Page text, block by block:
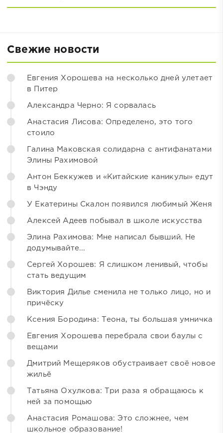
Свежие новости
Евгения Хорошева на несколько дней улетает
в Питер
Александра Черно: Я сорвалась
Анастасия Лисова: Определено, это того
стоило
Галина Маковская солидарна с антифанатами
Элины Рахимовой
Антон Беккужев и «Китайские каникулы» едут
в Чэнду
У Екатерины Скалон появился любимый Женя
Алексей Адеев побывал в школе искусства
Элина Рахимова: Мне написал бывший. Не
додумывайте...
Сергей Хорошев: Я слишком ленивый, чтобы
стать ведущим
Виктория Дилье сменила не только лицо, но и
причёску
Ксения Бородина: Теона, ты большая умничка
Евгения Хорошева перебрала свои баулы с
вещами
Дмитрий Мещеряков обустраивает своё новое
жильё
Татьяна Охулкова: Три раза я обращаюсь к
ней за помощью
Анастасия Ромашова: Это сложнее, чем
школьное образование!